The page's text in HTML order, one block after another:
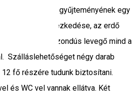
forradalmi gyűjteményének egy
földrajzi elhelyezkedése, az erdő
által ontott ózondús levegő mind a
Szálláslehetőséget négy darab
fő részére tudunk biztosítani.
és WC vel vannak ellátva. Két